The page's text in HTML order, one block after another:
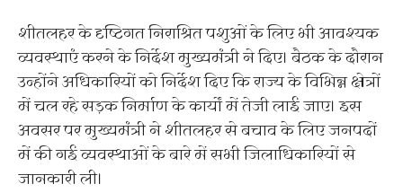
शीतलहर के दृष्टिगत निराश्रित पशुओं के लिए भी आवश्यक
व्यवस्थाएं करने के निर्देश मुख्यमंत्री ने दिए। बैठक के दौरान
उन्होंने अधिकारियों को निर्देश दिए कि राज्य के विभिन्न क्षेत्रों
में चल रहे सड़क निर्माण के कार्यों में तेजी लाई जाए। इस
अवसर पर मुख्यमंत्री ने शीतलहर से बचाव के लिए जनपदों
में की गई व्यवस्थाओं के बारे में सभी जिलाधिकारियों से
जानकारी ली।